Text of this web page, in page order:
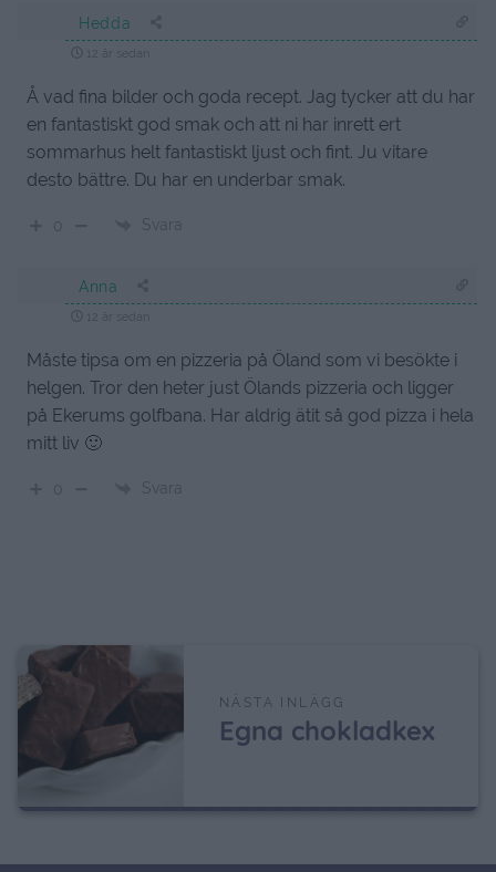
Hedda
12 år sedan
Å vad fina bilder och goda recept. Jag tycker att du har
en fantastiskt god smak och att ni har inrett ert
sommarhus helt fantastiskt ljust och fint. Ju vitare
desto bättre. Du har en underbar smak.
Svara
Anna
12 år sedan
Måste tipsa om en pizzeria på Öland som vi besökte i
helgen. Tror den heter just Ölands pizzeria och ligger
på Ekerums golfbana. Har aldrig ätit så god pizza i hela
mitt liv 🙂
Svara
NÄSTA INLÄGG
Egna chokladkex